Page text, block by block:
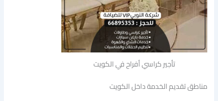
تأجير كراسي أفراح في الكويت
مناطق تقديم الخدمة داخل الكويت